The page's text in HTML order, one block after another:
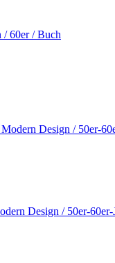
/ 60er / Buch
Design / 50er-60er-